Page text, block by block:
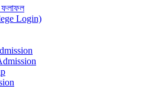
ফলাফল
Login)